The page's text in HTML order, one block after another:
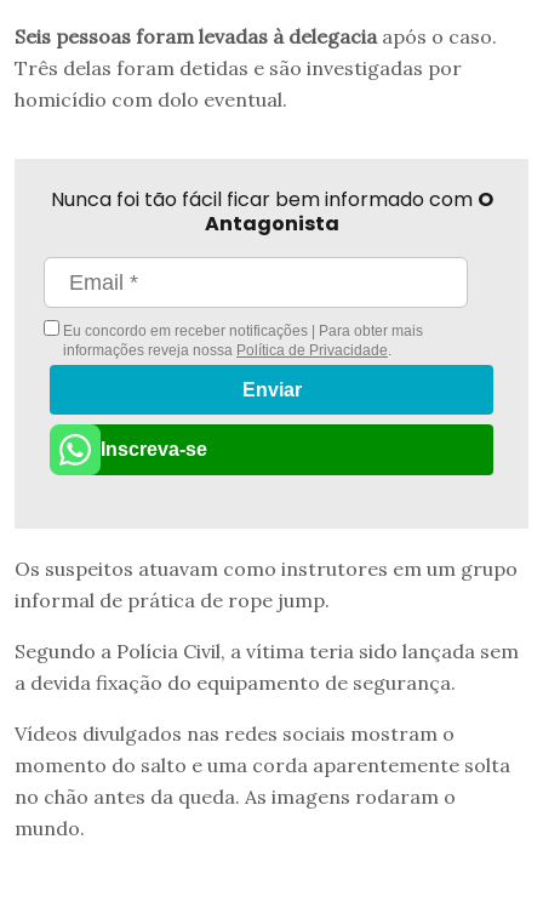
Seis pessoas foram levadas à delegaciaapós o caso.
Três delas foram detidas e são investigadas por
homicídio com dolo eventual.
Nunca foi tão fácil ficar bem informado com O
Antagonista
Eu concordo em receber notificações | Para obter mais
informações reveja nossa Política de Privacidade.
Enviar
Inscreva-se
Os suspeitos atuavam como instrutores em um grupo
informal de prática de rope jump.
Segundo a Polícia Civil, a vítima teria sido lançada sem
a devida fixação do equipamento de segurança.
Vídeos divulgados nas redes sociais mostram o
momento do salto e uma corda aparentemente solta
no chão antes da queda. As imagens rodaram o
mundo.